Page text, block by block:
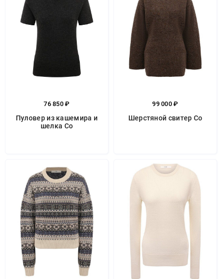
76 850 ₽
Пуловер из кашемира и
шелка Co
99 000 ₽
Шерстяной свитер Co